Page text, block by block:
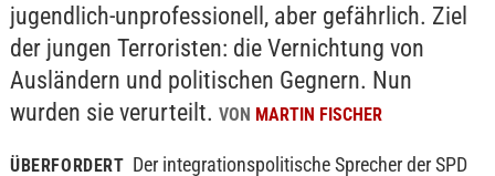
jugendlich-unprofessionell, aber gefährlich. Ziel
der jungen Terroristen: die Vernichtung von
Ausländern und politischen Gegnern. Nun
wurden sie verurteilt. VON MARTIN FISCHER
ÜBERFORDERT Der integrationspolitische Sprecher der SPD